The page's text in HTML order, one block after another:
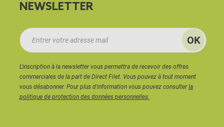
NEWSLETTER
L'inscription à la newsletter vous permettra de recevoir des offres
commerciales de la part de Direct Filet. Vous pouvez à tout moment
vous désabonner. Pour plus d'information vous pouvez consulterla
politique de protection des données personnelles.